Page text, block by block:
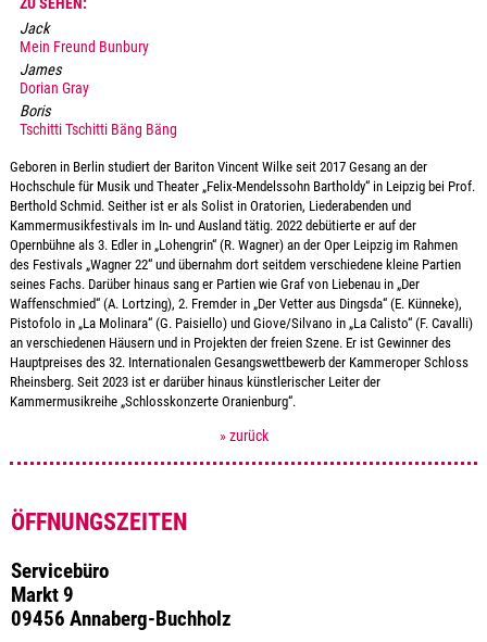
Jack
Mein Freund Bunbury
James
Dorian Gray
Boris
Tschitti Tschitti Bäng Bäng
Geboren in Berlin studiert der Bariton Vincent Wilke seit 2017 Gesang an der
Hochschule für Musik und Theater „Felix-Mendelssohn Bartholdy“ in Leipzig bei Prof.
Berthold Schmid. Seither ist er als Solist in Oratorien, Liederabenden und
Kammermusikfestivals im In- und Ausland tätig. 2022 debütierte er auf der
Opernbühne als 3. Edler in „Lohengrin“ (R. Wagner) an der Oper Leipzig im Rahmen
des Festivals „Wagner 22“ und übernahm dort seitdem verschiedene kleine Partien
seines Fachs. Darüber hinaus sang er Partien wie Graf von Liebenau in „Der
Waffenschmied“ (A. Lortzing), 2. Fremder in „Der Vetter aus Dingsda“ (E. Künneke),
Pistofolo in „La Molinara“ (G. Paisiello) und Giove/Silvano in „La Calisto“ (F. Cavalli)
an verschiedenen Häusern und in Projekten der freien Szene. Er ist Gewinner des
Hauptpreises des 32. Internationalen Gesangswettbewerb der Kammeroper Schloss
Rheinsberg. Seit 2023 ist er darüber hinaus künstlerischer Leiter der
Kammermusikreihe „Schlosskonzerte Oranienburg“.
» zurück
ÖFFNUNGSZEITEN
Servicebüro
Markt 9
09456 Annaberg-Buchholz